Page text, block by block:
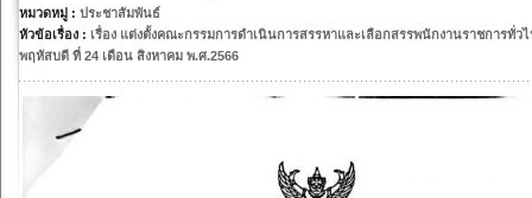
หมวดหมู่ : ประชาสัมพันธ์
หัวข้อเรื่อง : เรื่อง แต่งตั้งคณะกรรมการดำเนินการสรรหาและเลือกสรรพนักงานราชการทั่ว
พฤหัสบดี ที่ 24 เดือน สิงหาคม พ.ศ.2566